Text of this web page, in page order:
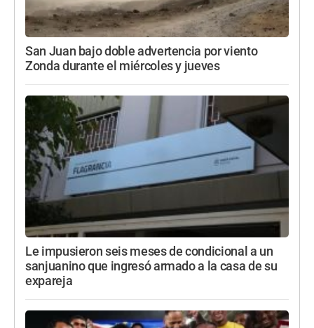
San Juan bajo doble advertencia por viento
Zonda durante el miércoles y jueves
Le impusieron seis meses de condicional a un
sanjuanino que ingresó armado a la casa de su
expareja